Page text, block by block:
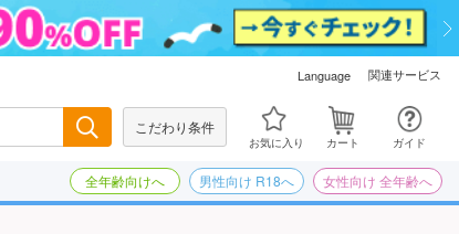
Language 関連サービス
こだわり条件
お気に入り カート ガイド
全年齢向けへ 男性向け R18へ 女性向け 全年齢へ